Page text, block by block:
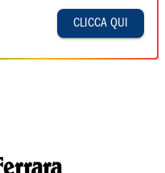
CLICCA QUI